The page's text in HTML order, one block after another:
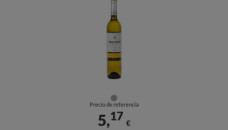
Precio de referencia
5,17
€